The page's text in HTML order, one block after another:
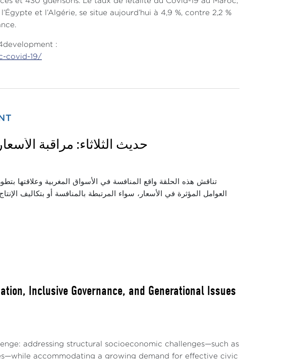
et l’Algérie, se situe aujourd’hui à 4,9 %, contre 2,2 %
:
covid-19/
حديث الثلاثاء: مراقبة
تناقش هذه الحلقة واقع المنافسة في الأسواق المغربية وعلاقتها
العوامل المؤثرة في الأسعار، سواء المرتبطة بالمنافسة أو بتكاليف
Inclusive Governance, and Generational Issues
addressing structural socioeconomic challenges—such as
accommodating a growing demand for effective civic